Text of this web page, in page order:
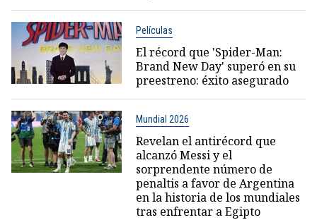
Películas
El récord que 'Spider-Man:
Brand New Day' superó en su
preestreno: éxito asegurado
Mundial 2026
Revelan el antirécord que
alcanzó Messi y el
sorprendente número de
penaltis a favor de Argentina
en la historia de los mundiales
tras enfrentar a Egipto